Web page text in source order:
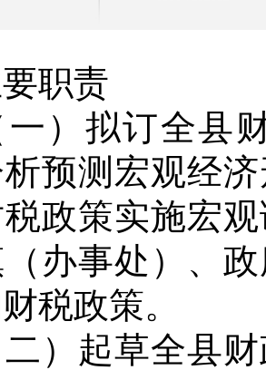
职责
拟订全县财
预测宏观经
政策实施宏
办事处）、
税政策。
起草全县财